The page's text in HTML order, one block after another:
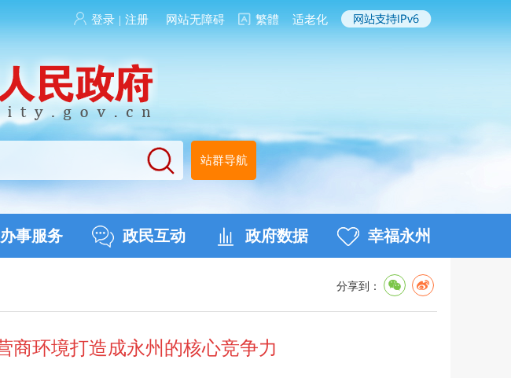
登录 | 注册 网站无障碍 繁體 适老化
站群导航
办事服务 政民互动 政府数据 幸福永州
分享到：
商环境打造成永州的核心竞争力